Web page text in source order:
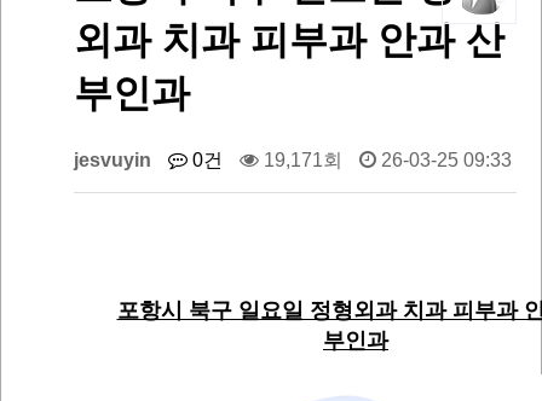
외과 치과 피부과 안과 산
부인과
jesvuyin 0건 19,171회 26-03-25 09:33
포항시 북구 일요일 정형외과 치과 피부과
부인과